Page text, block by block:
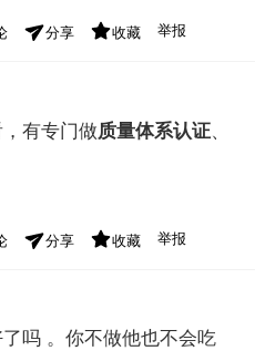
分享 收藏 举报
有专门做质量体系认证、
分享 收藏 举报
吗 。你不做他也不会吃